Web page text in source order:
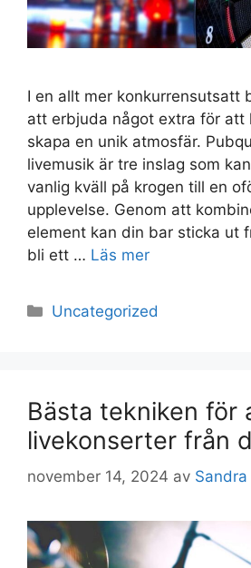
I en allt mer konkurrensutsatt
att erbjuda något extra för att
skapa en unik atmosfär.
livemusik är tre inslag som
vanlig kväll på krogen till en
upplevelse. Genom att
element kan din bar sticka ut
bli ett … Läs mer
Kategorier
Uncategorized
Bästa tekniken för
livekonserter från
november 14, 2024 av Sandra